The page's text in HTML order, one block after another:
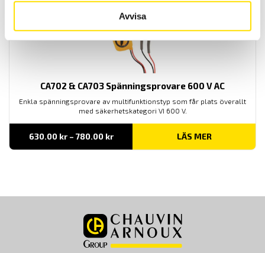
Avvisa
CA702 & CA703 Spänningsprovare 600 V AC
Enkla spänningsprovare av multifunktionstyp som får plats överallt
med säkerhetskategori VI 600 V.
630.00 kr – 780.00 krPrisintervall:
till
LÄS MER